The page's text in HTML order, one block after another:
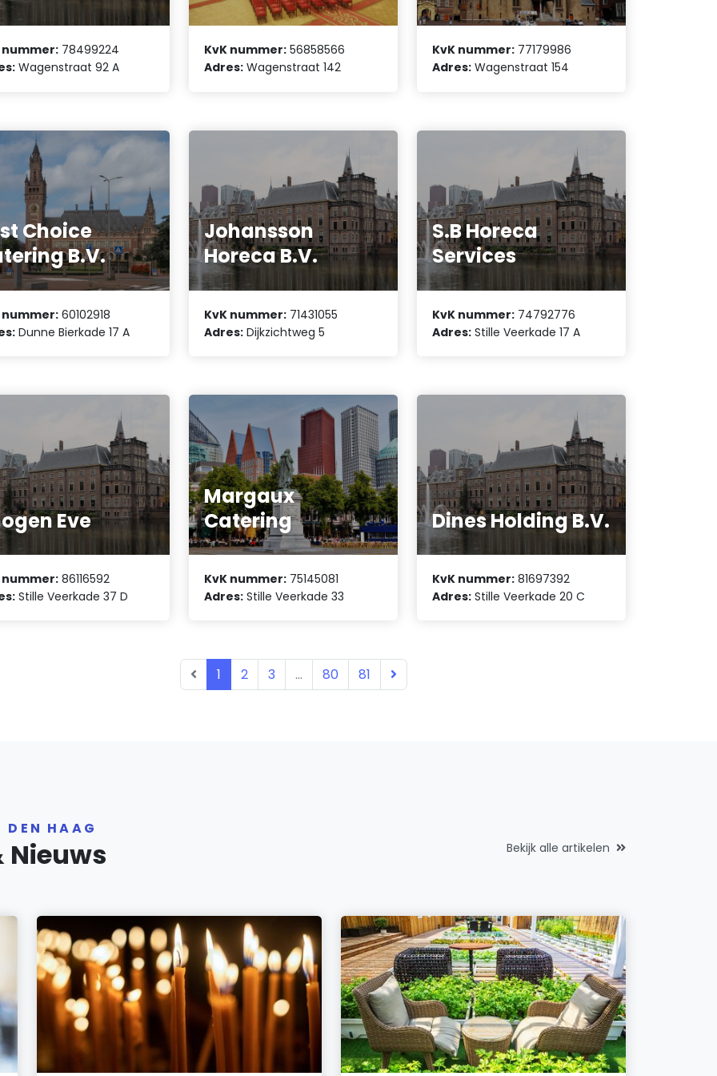
nummer: 78499224
Wagenstraat 92 A
KvK nummer: 56858566
Adres: Wagenstraat 142
KvK nummer: 77179986
Adres: Wagenstraat 154
Choice
B.V.
nummer: 60102918
Dunne Bierkade 17 A
Johansson
Horeca B.V.
KvK nummer: 71431055
Adres: Dijkzichtweg 5
S.B Horeca
Services
KvK nummer: 74792776
Adres: Stille Veerkade 17 A
Eve
nummer: 86116592
Stille Veerkade 37 D
Margaux
Catering
KvK nummer: 75145081
Adres: Stille Veerkade 33
Dines Holding B.V.
KvK nummer: 81697392
Adres: Stille Veerkade 20 C
1 2 3 ... 80 81
DEN HAAG
Nieuws Bekijk alle artikelen